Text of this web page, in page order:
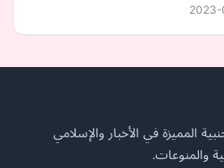
المميزة في الأخبار والإسلامي
والمنوعات.